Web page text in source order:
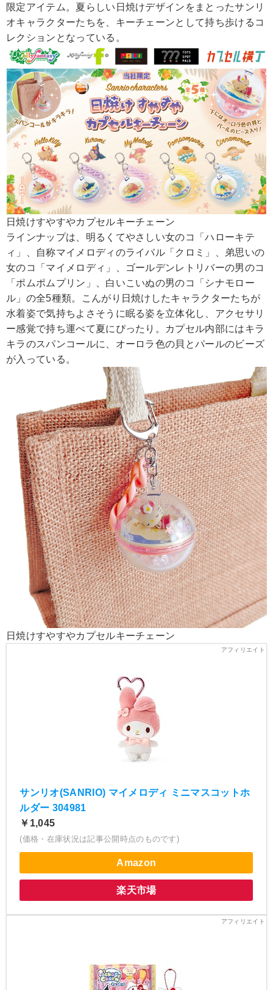
限定アイテム。夏らしい日焼けデザインをまとったサンリ
オキャラクターたちを、キーチェーンとして持ち歩けるコ
レクションとなっている。
日焼けすやすやカプセルキーチェーン
ラインナップは、明るくてやさしい女のコ「ハローキテ
ィ」、自称マイメロディのライバル「クロミ」、弟思いの
女のコ「マイメロディ」、ゴールデンレトリバーの男のコ
「ポムポムプリン」、白いこいぬの男のコ「シナモロー
ル」の全5種類。こんがり日焼けしたキャラクターたちが
水着姿で気持ちよさそうに眠る姿を立体化し、アクセサリ
ー感覚で持ち運べて夏にぴったり。カプセル内部にはキラ
キラのスパンコールに、オーロラ色の貝とパールのビーズ
が入っている。
日焼けすやすやカプセルキーチェーン
サンリオ(SANRIO) マイメロディ ミニマスコットホ
ルダー 304981
￥1,045
(価格・在庫状況は記事公開時点のものです)
Amazon
楽天市場